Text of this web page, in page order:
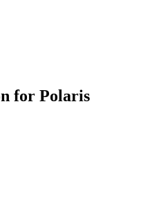
for Polaris